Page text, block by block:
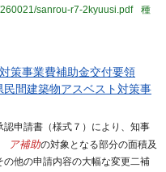
sanrou-r7-2kyuusi.pdf
種
策事業費補助金交付要領
民間建築物アスベスト対策事
申請書（様式７）により、知事
ア補助の対象となる部分の面積及
他の申請内容の大幅な変更二補